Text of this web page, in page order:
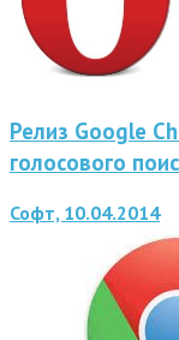
Релиз Google
голосового
Софт, 10.04.2014